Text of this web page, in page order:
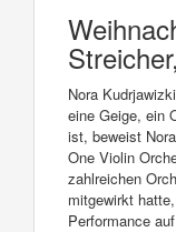
Nora
eine Geige, ein
ist, beweist
One Violin
zahlreichen
mitgewirkt
Performance